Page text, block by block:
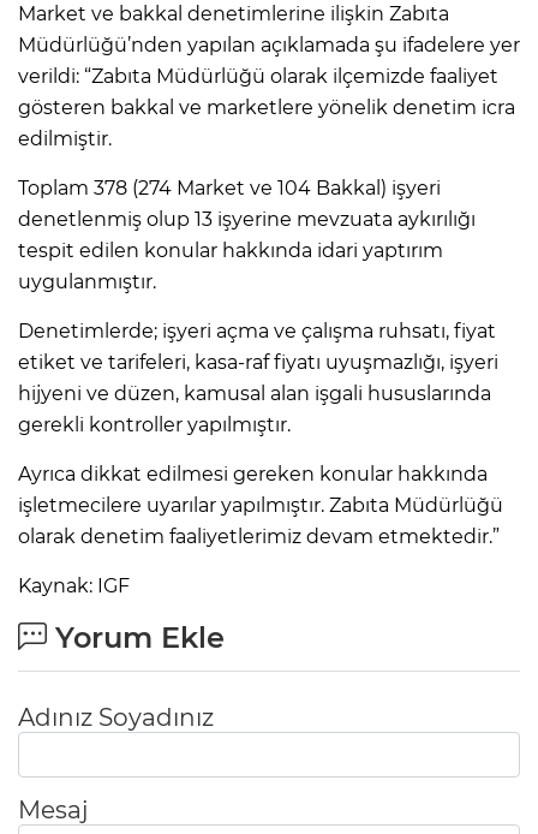
Market ve bakkal denetimlerine ilişkin Zabıta
Müdürlüğü’nden yapılan açıklamada şu ifadelere yer
verildi: “Zabıta Müdürlüğü olarak ilçemizde faaliyet
gösteren bakkal ve marketlere yönelik denetim icra
edilmiştir.
Toplam 378 (274 Market ve 104 Bakkal) işyeri
denetlenmiş olup 13 işyerine mevzuata aykırılığı
tespit edilen konular hakkında idari yaptırım
uygulanmıştır.
Denetimlerde; işyeri açma ve çalışma ruhsatı, fiyat
etiket ve tarifeleri, kasa-raf fiyatı uyuşmazlığı, işyeri
hijyeni ve düzen, kamusal alan işgali hususlarında
gerekli kontroller yapılmıştır.
Ayrıca dikkat edilmesi gereken konular hakkında
işletmecilere uyarılar yapılmıştır. Zabıta Müdürlüğü
olarak denetim faaliyetlerimiz devam etmektedir.”
Kaynak: IGF
Yorum Ekle
Adınız Soyadınız
Mesaj